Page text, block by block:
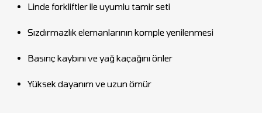
Linde forkliftler ile uyumlu tamir seti
Sızdırmazlık elemanlarının komple yenilenmesi
Basınç kaybını ve yağ kaçağını önler
Yüksek dayanım ve uzun ömür